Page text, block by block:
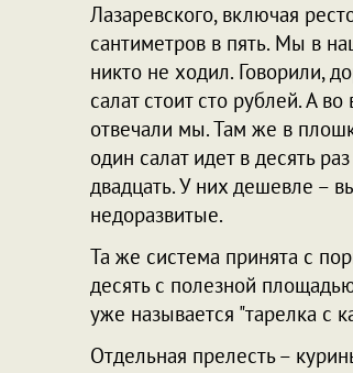
Лазаревского, включая
сантиметров в пять. Мы в
никто не ходил. Говорили,
салат стоит сто рублей. А
отвечали мы. Там же в
один салат идет в десять
двадцать. У них дешевле –
недоразвитые.
Та же система принята с
десять с полезной
уже называется "тарелка с
Отдельная прелесть –